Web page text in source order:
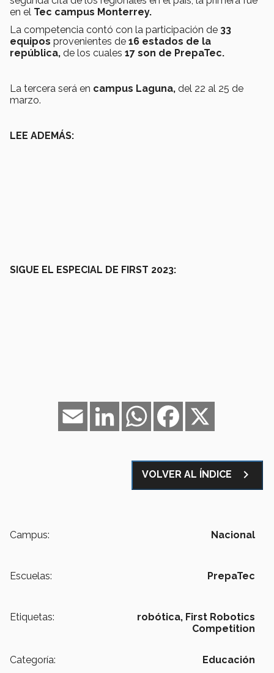
en el Tec campus Monterrey.
La competencia contó con la participación de 33
equipos provenientes de 16 estados de la
república, de los cuales 17 son de PrepaTec.
La tercera será en campus Laguna, del 22 al 25 de
marzo.
LEE ADEMÁS:
SIGUE EL ESPECIAL DE FIRST 2023:
Facebook
WhatsApp
LinkedIn
Email
VOLVER AL ÍNDICE navigate_next
Campus: Nacional
Escuelas: PrepaTec
Etiquetas: robótica, First Robotics
Competition
Categoría: Educación